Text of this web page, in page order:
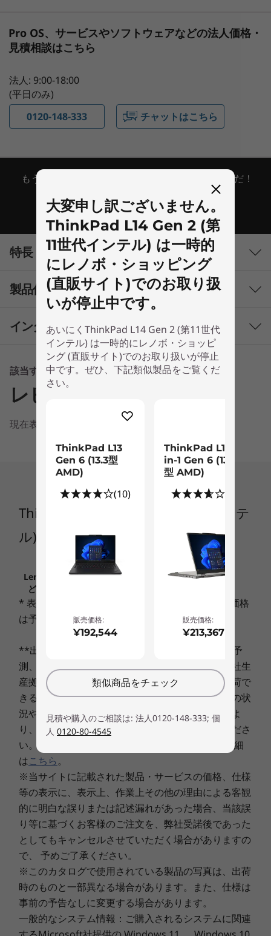
Pro OS、サービスやソフトウェアなどの法人価格・
見積相談はこちら
法人: 9:00-18:00
(平日のみ)
0120-148-333
チャットはこちら
もう迷わない！あなたにピッタリなモデルはこれだ！
シリーズ一覧へ
特長
コンパクトな筐体にパフォーマンスを凝縮
能。ディスプレイ額縁を狭くした筐体の採用によ
り、薄くて軽いコンパクトなボディを実現。優れ
た可搬性で、オフィスや在宅での据え置きや持ち
歩きにも最適です。
長時間バッテリー駆動
長時間バッテリー駆動が可能で、電源を心配する
ことなく、長時間連続で作業を行うことができま
す。また、1時間で約80%まで充電できる急速充
電*1に対応しているので、さらに長時間バッテリ
ーを使用できるようになります。
*1：急速充電機能は65W ACアダプター利用時に可能です。
厳しい品質テストによる高い品質
12項目の米軍調達基準に準拠、さまざまな品質チ
ェックのテストをクリアして、過酷な利用環境に
耐えられるよう厳しい品質テストを繰り返してい
ます。落下テストや気温・気圧の変化、信号やデ
ィスプレイ部の開閉耐久性など、実際の使用状況
に即したテストを実施しライフサイクルを通じて
過酷な作業環境でもお使いいただける高い品質を
お届けします。
製品仕様
初期導入済OS
Windows 11 Pro (64bit) - Lenovoはビジネスに Windows
11 Pro をお勧めします
Windows 11 Home (64bit)
Windows 10 Pro 64bit (Windows 11 Pro 64bit ダウング
Windows 10 Pro 64bitから選択可能
プロセッサー
Core™ i7-1185G7 プロセッサー
Core™ i7-1165G7 プロセッサー
インテル
インテル
Core™ i5-1135G7 プロセッサー
Core™ i3-1115G4 プロセッサー
セキュリティ・チップ(TPM)
その他のセキュリティ機能
パワーオン パスワード、ハードディスク パスワード、ス
ーパーバイザー パスワード、システム マネジメント パス
ワード、セキュリティ キーホール
最大メモリ容量
最大64GB
最大搭載メモリ数（スロット数
ストレージ
最大1TB SSD/ 2TB HDD
光学ドライブタイプ
なし
ビデオ・チップ
i7/i5の場合、CPU内蔵(インテル® Iris ®Xe グラフィック
ス)
i3の場合、CPU内蔵(インテル® UHD グラフィックス)
インターフェース
-USB3.2 Type-C Gen 1(電源と共用)
USB3.2 Type-C Gen 2(Thunderbolt 4)
ドッキングコネクタ－(1.2.と合わせて使用) (オプショナ
ルです。 イーサネットコネクター(RJ－45)なし構成の場
合、USB Type-Cアダプターやドッキングステーション
経由で有線LAN接続が可能です。)
-USB 3.2 Gen 1
-HDMI
- microSDメディアカードリーダー
-Nano SIMカードスロット
-イーサネットコネクター(RJ-45) (オプショナルです。 イ
ーサネットコネクター(RJ－45)なし構成の場合、USB
Type-Cアダプターやドッキングステーション経由で有
線LAN接続が可能です。)
-スマートカードリーダー(一部構成でのみ選択可能)
該当する情報はありません
レビュー
現在表示できる情報はありません
ThinkPad L14 Gen 2 (第11世代インテ
ル)
Lenovo.comに掲載されている価格、条件、保守な
ど、重要なお知らせは、こちらでご確認ください
* 表示価格には消費税が含まれております。また価格
は予告なく変更されることがございます。
**出荷予定日は、その時点での在庫・生産状況の予
測、ならびに最短のご決済日起算にもとづく、弊社生
産拠点からの出荷予定日程であり、この日程で出荷で
きることをお約束するものではありません。注文の状
況や使用部材の供給状況、製造工程上の都合等によ
り、遅延する場合がありますことを予めご了承くださ
い。 「出荷予定日」と「ご決済日」に関しての詳細
はこちら。
※当サイトに記載された製品・サービスの価格、仕様
等の表示に、表示上、作業上その他の理由による客観
的に明白な誤りまたは記述漏れがあった場合、当該誤
り等に基づくお客様のご注文を、弊社受諾後であった
としてもキャンセルさせていただく場合がありますの
で、 予めご了承ください。
※このカタログで使用されている製品の写真は、出荷
時のものと一部異なる場合があります。また、仕様は
事前の予告なしに変更する場合があります。
一般的なシステム情報：ご購入されるシステムに関連
大変申し訳ございません。
ThinkPad L14 Gen 2 (第
11世代インテル) は一時的
にレノボ・ショッピング
(直販サイト)でのお取り扱
いが停止中です。
あいにくThinkPad L14 Gen 2 (第11世代
インテル) は一時的にレノボ・ショッピ
ング (直販サイト)でのお取り扱いが停止
中です。ぜひ、下記類似製品をご覧くだ
さい。
ThinkPad L13
Gen 6 (13.3型
AMD)
(10)
販売価格:
¥192,544
ThinkPad L13 2-
in-1 Gen 6 (13.3
型 AMD)
(4)
販売価格:
¥213,367
類似商品をチェック
見積や購入のご相談は: 法人0120-148-333; 個
人 0120-80-4545